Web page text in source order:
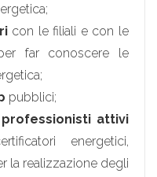
con le filiali e con le
far conoscere le
pubblici;
attivi
energetici,
la realizzazione degli